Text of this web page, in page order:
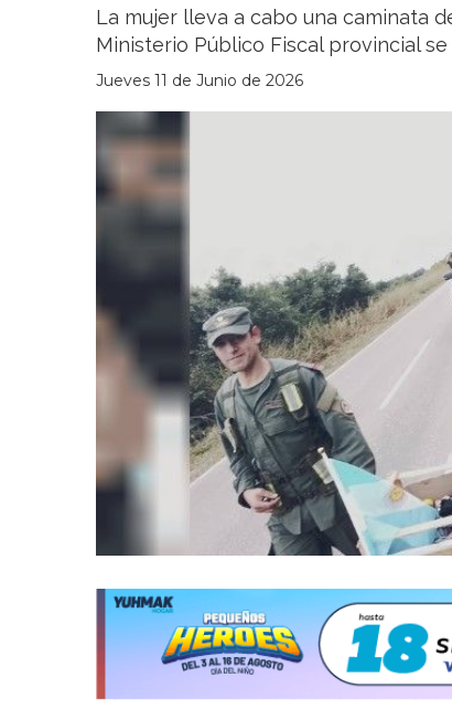
La mujer lleva a cabo una caminata
Ministerio Público Fiscal provincial
Jueves 11 de Junio de 2026